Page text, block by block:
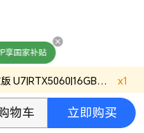
享国家补贴
U7|RTX5060|16GB|1TB 官方
x1
物车 立即购买